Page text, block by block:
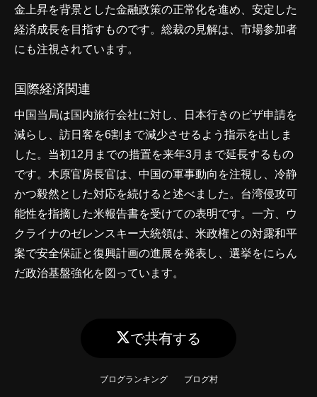
金上昇を背景とした金融政策の正常化を進め、安定した
経済成長を目指すものです。総裁の見解は、市場参加者
にも注視されています。
国際経済関連
中国当局は国内旅行会社に対し、日本行きのビザ申請を
減らし、訪日客を6割まで減少させるよう指示を出しま
した。当初12月までの措置を来年3月まで延長するもの
です。木原官房長官は、中国の軍事動向を注視し、冷静
かつ毅然とした対応を続けると述べました。台湾侵攻可
能性を指摘した米報告書を受けての表明です。一方、ウ
クライナのゼレンスキー大統領は、米政権との対露和平
案で安全保証と復興計画の進展を発表し、選挙をにらん
だ政治基盤強化を図っています。
で共有する
ブログランキング ブログ村